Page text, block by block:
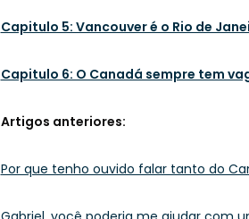
Capitulo 5: Vancouver é o Rio de
Capitulo 6: O Canadá sempre tem
Artigos anteriores:
Por que tenho ouvido falar tanto do